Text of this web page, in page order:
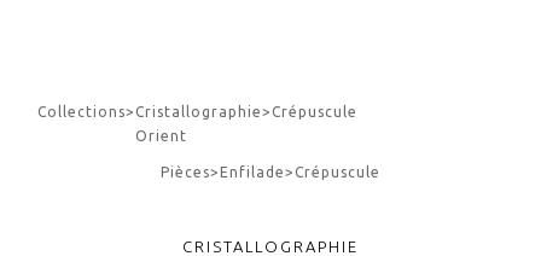
Collections> Cristallographie
Orient
> Crépuscule
Pièces>Enfilade> Crépuscule
CRISTALLOGRAPHIE